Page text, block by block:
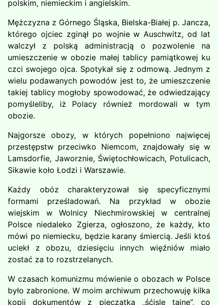
polskim, niemieckim i angielskim.
Mężczyzna z Górnego Śląska, Bielska-Białej p. Jancza,
którego ojciec zginął po wojnie w Auschwitz, od lat
walczył z polską administracją o pozwolenie na
umieszczenie w obozie małej tablicy pamiątkowej ku
czci swojego ojca. Spotykał się z odmową. Jednym z
wielu podawanych powodów jest to, że umieszczenie
takiej tablicy mogłoby spowodować, że odwiedzający
pomyśleliby, iż Polacy również mordowali w tym
obozie.
Najgorsze obozy, w których popełniono najwięcej
przestępstw przeciwko Niemcom, znajdowały się w
Lamsdorfie, Jaworznie, Świętochłowicach, Potulicach,
Sikawie koło Łodzi i Warszawie.
Każdy obóz charakteryzował się specyficznymi
formami prześladowań. Na przykład w obozie
wiejskim w Wolnicy Niechmirowskiej w centralnej
Polsce niedaleko Zgierza, ogłoszono, że każdy, kto
mówi po niemiecku, będzie karany śmiercią. Jeśli ktoś
uciekł z obozu, dziesięciu innych więźniów miało
zostać za to rozstrzelanych.
W czasach komunizmu mówienie o obozach w Polsce
było zabronione. W moim archiwum przechowuję kilka
kopii dokumentów z pieczątką „śćisle tajne”, co